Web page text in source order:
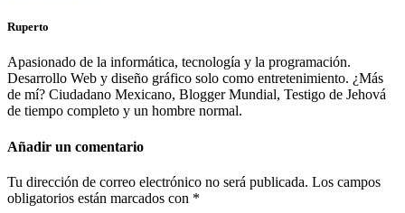
Ruperto
Apasionado de la informática, tecnología y la programación.
Desarrollo Web y diseño gráfico solo como entretenimiento. ¿Más
de mí? Ciudadano Mexicano, Blogger Mundial, Testigo de Jehová
de tiempo completo y un hombre normal.
Añadir un comentario
Tu dirección de correo electrónico no será publicada. Los campos
obligatorios están marcados con *